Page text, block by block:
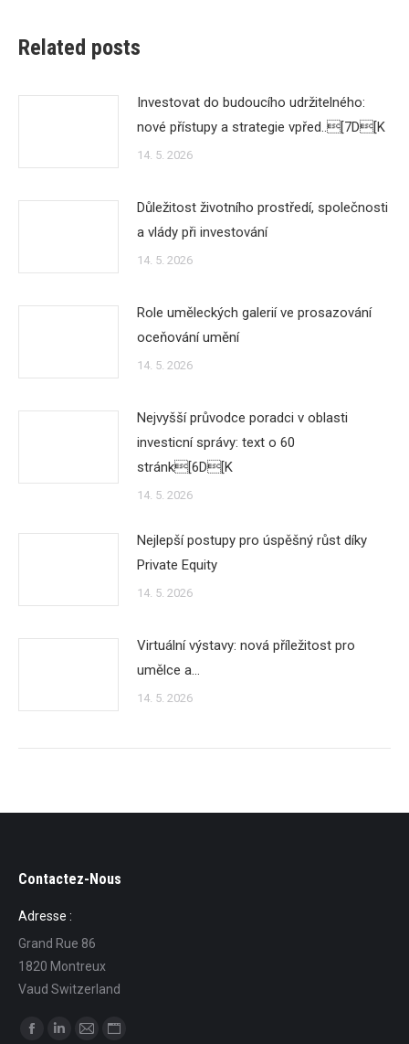
Related posts
Investovat do budoucího udržitelného:
nové přístupy a strategie vpřed..[7D[K
14. 5. 2026
Důležitost životního prostředí, společnosti
a vlády při investování
14. 5. 2026
Role uměleckých galerií ve prosazování
oceňování umění
14. 5. 2026
Nejvyšší průvodce poradci v oblasti
investicní správy: text o 60
stránk[6D[K
14. 5. 2026
Nejlepší postupy pro úspěšný růst díky
Private Equity
14. 5. 2026
Virtuální výstavy: nová příležitost pro
umělce a…
14. 5. 2026
Contactez-Nous
Adresse :
Grand Rue 86
1820 Montreux
Vaud Switzerland
Find us on: